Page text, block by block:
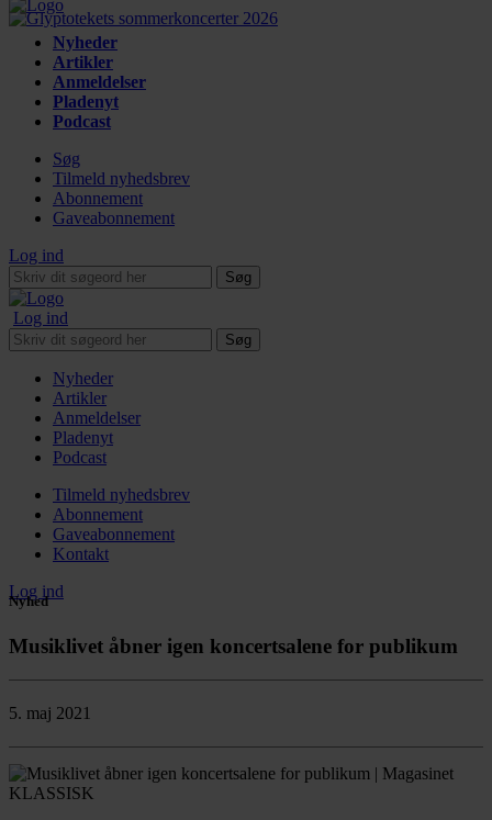
Nyheder
Artikler
Anmeldelser
Pladenyt
Podcast
Søg
Tilmeld nyhedsbrev
Abonnement
Gaveabonnement
Log ind
Søg
Log ind
Søg
Nyheder
Artikler
Anmeldelser
Pladenyt
Podcast
Tilmeld nyhedsbrev
Abonnement
Gaveabonnement
Kontakt
Log ind
Nyhed
Musiklivet åbner igen koncertsalene for publikum
5. maj 2021